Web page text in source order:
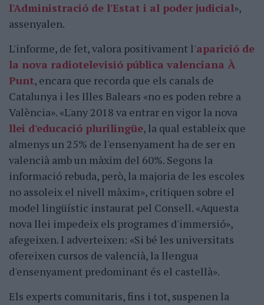
l'Administració de l'Estat i al poder judicial»,
assenyalen.
L'informe, de fet, valora positivament l'aparició de
la nova radiotelevisió pública valenciana À
Punt, encara que recorda que els canals de
Catalunya i les Illes Balears «no es poden rebre a
València». «L'any 2018 va entrar en vigor la nova
llei d'educació plurilingüe, la qual estableix que
almenys un 25% de l'ensenyament ha de ser en
valencià amb un màxim del 60%. Segons la
informació rebuda, però, la majoria de les escoles
no assoleix el nivell màxim», critiquen sobre el
model lingüístic instaurat pel Consell. «Aquesta
nova llei impedeix els programes d'immersió»,
afegeixen. I adverteixen: «Si bé les universitats
ofereixen cursos de valencià, la llengua
d'ensenyament predominant és el castellà».
Els experts comunitaris, fins i tot, suspenen la